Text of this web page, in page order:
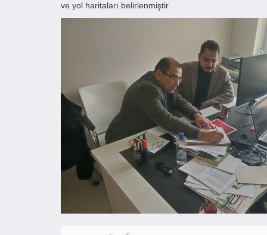
ve yol haritaları belirlenmiştir.